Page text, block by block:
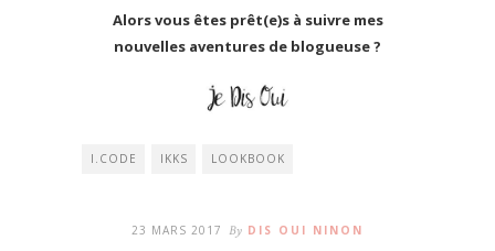
Alors vous êtes prêt(e)s à suivre mes
nouvelles aventures de blogueuse ?
I.CODE IKKS LOOKBOOK
23 MARS 2017 By DIS OUI NINON